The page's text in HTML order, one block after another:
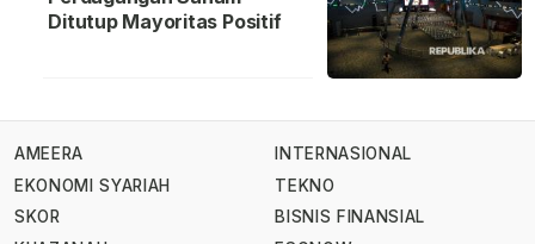
Ditutup Mayoritas Positif
AMEERA
EKONOMI SYARIAH
SKOR
INTERNASIONAL
TEKNO
BISNIS FINANSIAL